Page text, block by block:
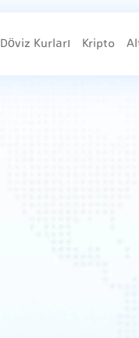
Döviz Kurları Kripto